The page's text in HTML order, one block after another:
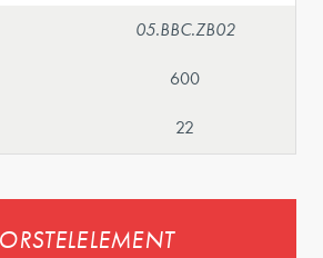
05.BBC.ZB02
600
22